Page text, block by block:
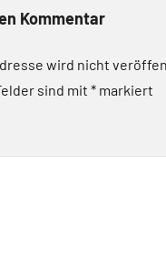
Kommentar
wird nicht
sind mit * markiert